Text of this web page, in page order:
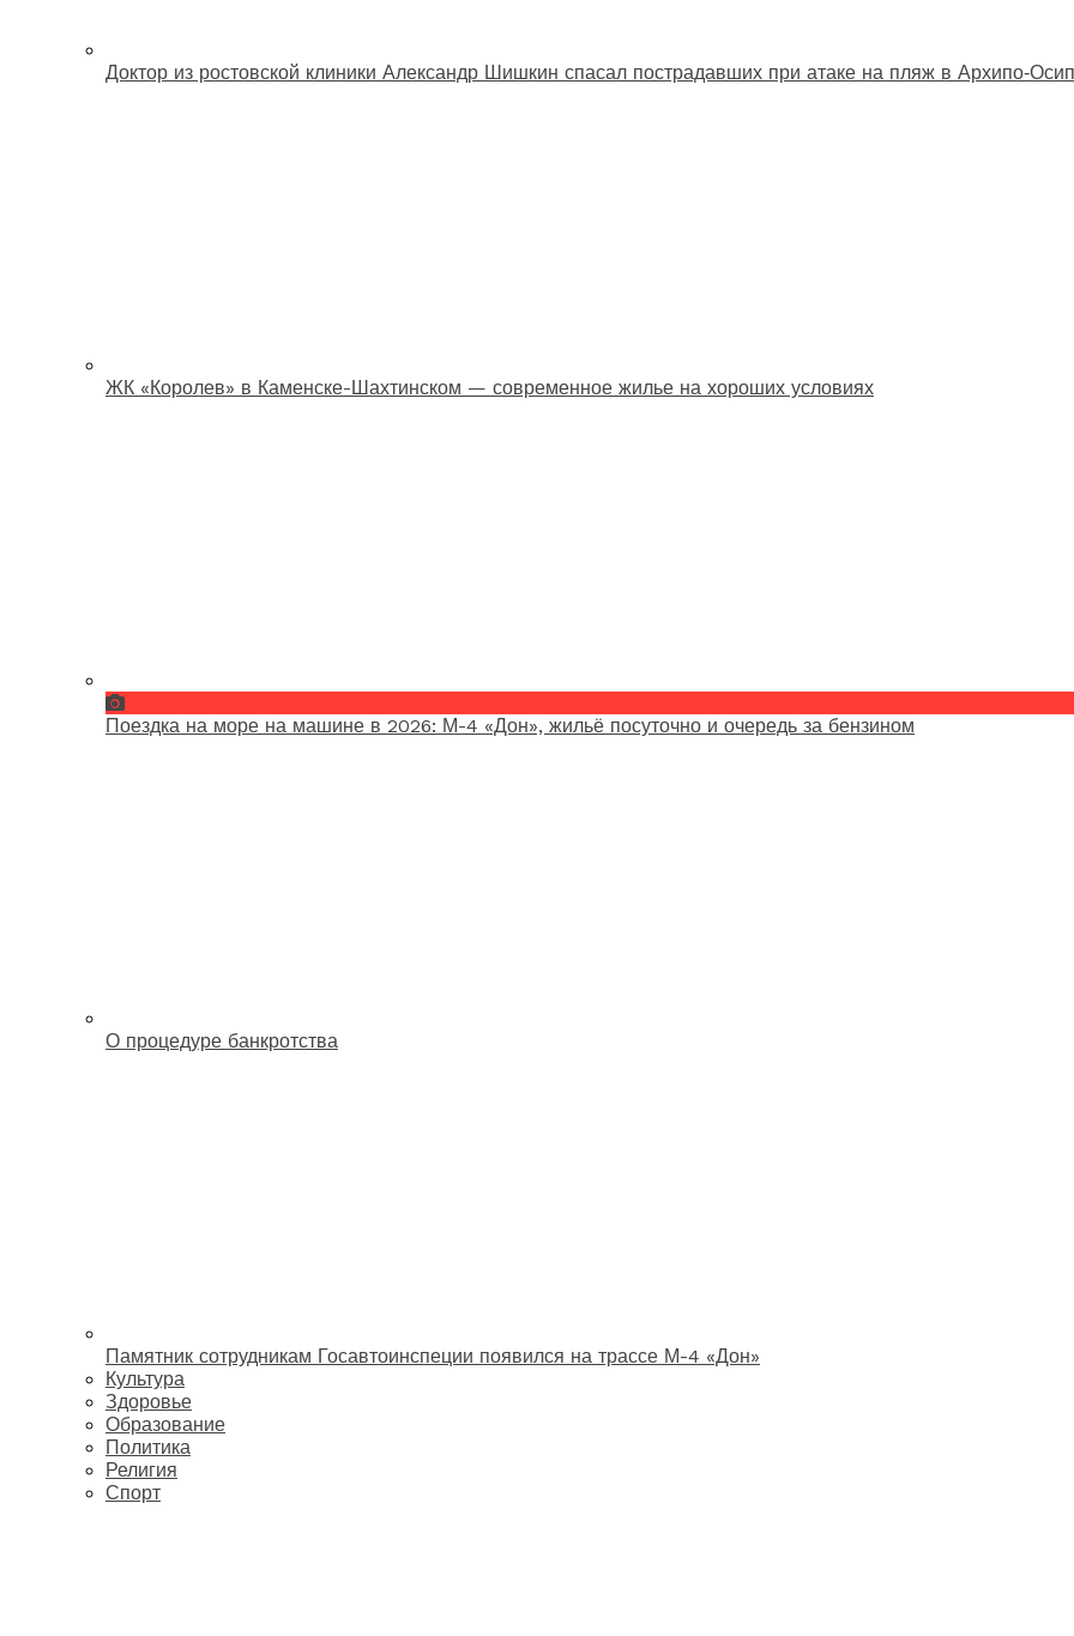
Доктор из ростовской клиники Александр Шишкин спасал пострадавших при атаке на пляж в
ЖК «Королев» в Каменске-Шахтинском — современное жилье на хороших условиях
Поездка на море на машине в 2026: М-4 «Дон», жильё посуточно и очередь за бензином
О процедуре банкротства
Памятник сотрудникам Госавтоинспеции появился на трассе М-4 «Дон»
Культура
Здоровье
Образование
Политика
Религия
Спорт